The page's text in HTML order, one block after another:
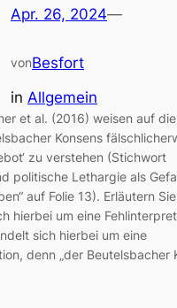
Apr. 26, 2024—
vonBesfort
in Allgemein
et al. (2016) weisen auf
Konsens
zu verstehen (Stichwort
politische Lethargie als
auf Folie 13). Erläutern
hierbei um eine
sich hierbei um eine
denn „der Beutelsbacher